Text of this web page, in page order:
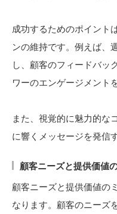
成功するためのポイント
ンの維持です。例えば、
し、顧客のフィードバッ
ワーのエンゲージメント
また、視覚的に魅力的な
に響くメッセージを発信
顧客ニーズと提供価値
顧客ニーズと提供価値の
なります。顧客のニーズ